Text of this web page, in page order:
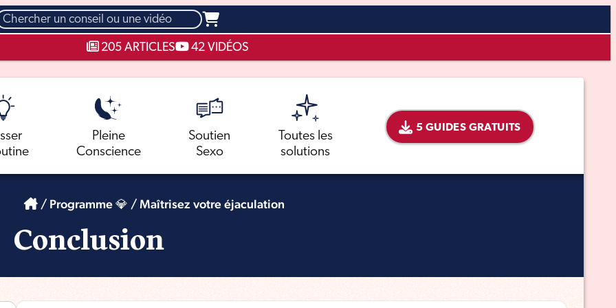
205 ARTICLES 42 VIDÉOS
Pleine
Conscience
Soutien
Sexo
Toutes les
solutions
5 GUIDES GRATUITS
/ Programme 💎 /Maîtrisez votre éjaculation
Conclusion